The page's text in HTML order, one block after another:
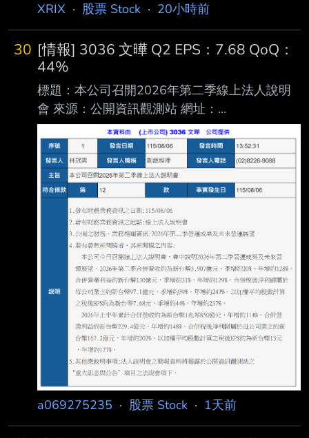
(喊多喊空者，必須有停損機制。 長期投資、討
論、心得類免填) : 進場:MUZ 11.4 (進太早了，
我是看著SOXL的線圖進的，結果沒想到MU今天
有點強) : 退場:MUZ 10.45 : MU到861附近看情
況分批止盈 861附近的支撐直接破了，那接下來
往826附近看了 然後觀察看看繼續往下
XRIX · 股票 Stock · 20小時前
30 [情報] 3036 文曄 Q2 EPS：7.68 QoQ：
44%
標題：本公司召開2026年第二季線上法人說明
會 來源：公開資訊觀測站 網址：
https://mopsov.twse.com.tw/mops/web/t05sr01
_1 內文： https://i.urusai.cc/vQSHh.png
https://i.urusai.cc/eVhog.png 好像有點厲害@@
--
a069275235 · 股票 Stock · 1天前